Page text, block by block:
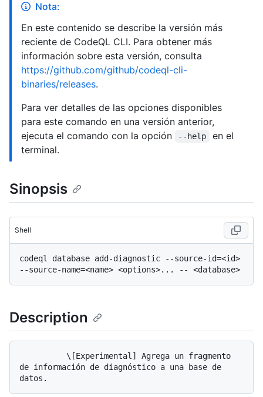
Nota:
En este contenido se describe la versión más
reciente de CodeQL CLI. Para obtener más
información sobre esta versión, consulta
https://github.com/github/codeql-cli-
binaries/releases.
Para ver detalles de las opciones disponibles
para este comando en una versión anterior,
ejecuta el comando con la opción
--help
en el
terminal.
Sinopsis
Shell
codeql database add-diagnostic --source-id=<id>
Description
de información de diagnóstico a una base de